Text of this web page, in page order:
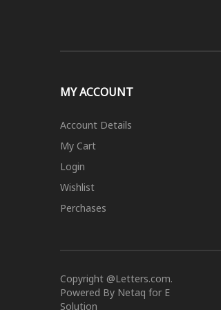
MY ACCOUNT
Account Details
My Cart
Login
Wishlist
Perchases
Copyright @Letters.com.
Powered By Netaq for E
Solution